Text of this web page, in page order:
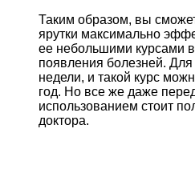
Таким образом, вы
ярутки максимально
ее небольшими курсами
появления болезней. Для
недели, и такой курс
год. Но все же даже
использованием стоит
доктора.